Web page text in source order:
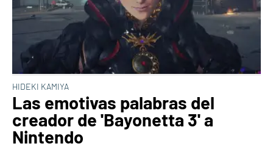
HIDEKI KAMIYA
Las emotivas palabras del
creador de 'Bayonetta 3' a
Nintendo